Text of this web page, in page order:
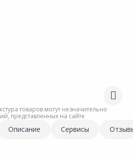
товаров могут незначительно
представленных на сайте
Описание Сервисы